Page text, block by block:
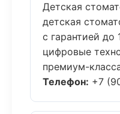
Детская
детская
с гарантией до
цифровые
премиум-
Телефон: +7